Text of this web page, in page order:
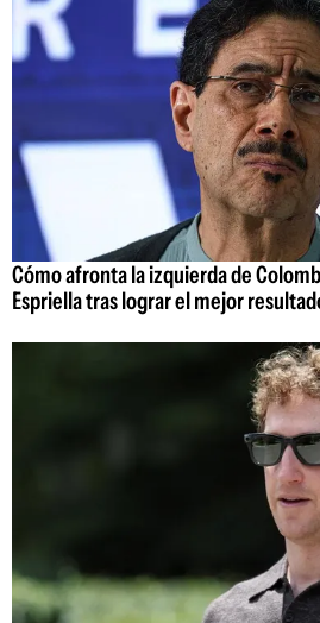
Cómo afronta la izquierda de
Espriella tras lograr el mejor